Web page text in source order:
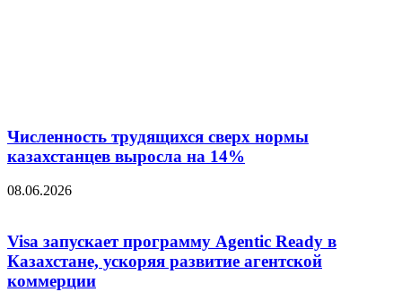
Численность трудящихся сверх нормы
казахстанцев выросла на 14%
08.06.2026
Visa запускает программу Agentic Ready в
Казахстане, ускоряя развитие агентской
коммерции